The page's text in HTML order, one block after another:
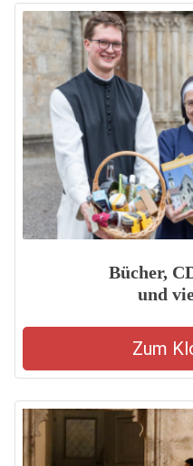
Bücher,
und
Zum